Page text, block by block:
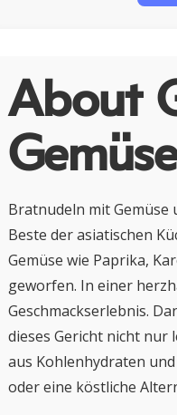
About
Bratnudeln mit Gemüse
Beste der asiatischen
Gemüse wie Paprika,
geworfen. In einer
Geschmackserlebnis.
dieses Gericht nicht nur
aus Kohlenhydraten
oder eine köstliche